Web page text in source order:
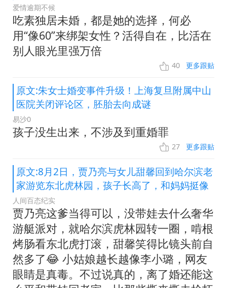
爱情逾期不候
吃素独居未婚，都是她的选择，何必
用“像60”来绑架女性？活得自在，比活在
别人眼光里强万倍
40 更多跟贴
原文:朱女士婚变事件升级！上海复旦附属中山
医院关闭评论区，胚胎去向成谜
易沙0
孩子没生出来，不涉及到重婚罪
27 更多跟贴
原文:8月2日，贾乃亮与女儿甜馨回到哈尔滨老
家游览东北虎林园，孩子长高了，和妈妈挺像
人间百态纪实
贾乃亮这爹当得可以，没带娃去什么奢华
游艇派对，就哈尔滨虎林园转一圈，啃根
烤肠看东北虎打滚，甜馨笑得比镜头前自
然多了😂 小姑娘越长越像李小璐，网友
眼睛是真毒。不过说真的，离了婚还能这